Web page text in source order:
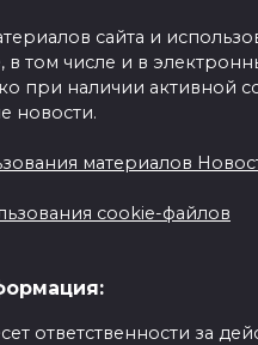
сайта и
том числе и в
при наличии активной
новости.
материалов
cookie-файлов
ответственности за